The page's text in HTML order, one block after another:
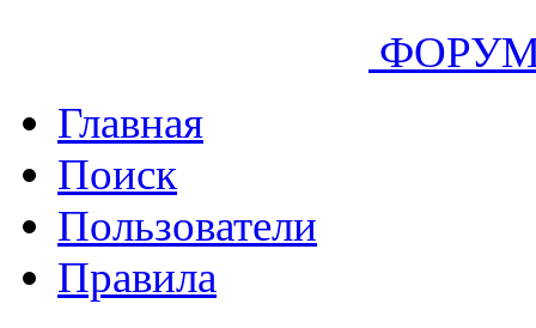
Главная
Поиск
Пользователи
Правила